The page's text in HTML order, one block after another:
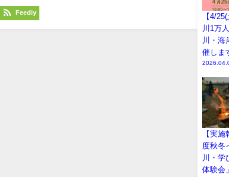
Feedly
【4/
川1万
川・海
催しま
【実
度秋冬
川・学
体験会」